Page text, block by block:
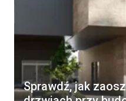
Sprawdź, jak